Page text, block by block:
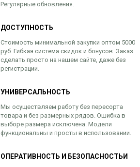
Регулярные обновления.
ДОСТУПНОСТЬ
Стоимость минимальной закупки оптом 5000
руб. Гибкая система скидок и бонусов. Заказ
сделать просто на нашем сайте, даже без
регистрации.
УНИВЕРСАЛЬНОСТЬ
Мы осуществляем работу без пересорта
товара и без размерных рядов. Ошибка в
выборе размера исключена. Модели
функциональны и просты в использовании.
ОПЕРАТИВНОСТЬ И БЕЗОПАСНОСТЬИ